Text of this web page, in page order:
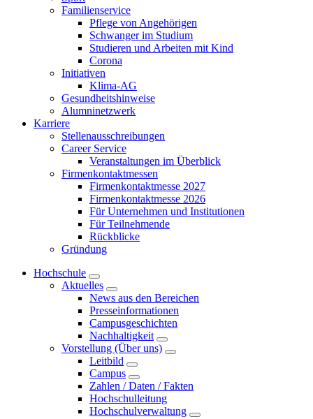
Familienservice
Pflege von Angehörigen
Schwanger im Studium
Studieren und Arbeiten mit Kind
Corona
Initiativen
Klima-AG
Gesundheitshinweise
Alumninetzwerk
Karriere
Stellenausschreibungen
Career Service
Veranstaltungen im Überblick
Firmenkontaktmessen
Firmenkontaktmesse 2027
Firmenkontaktmesse 2026
Für Unternehmen und Institutionen
Für Teilnehmende
Rückblicke
Gründung
Hochschule
Aktuelles
News aus den Bereichen
Presseinformationen
Campusgeschichten
Nachhaltigkeit
Vorstellung (Über uns)
Leitbild
Campus
Zahlen / Daten / Fakten
Hochschulleitung
Hochschulverwaltung